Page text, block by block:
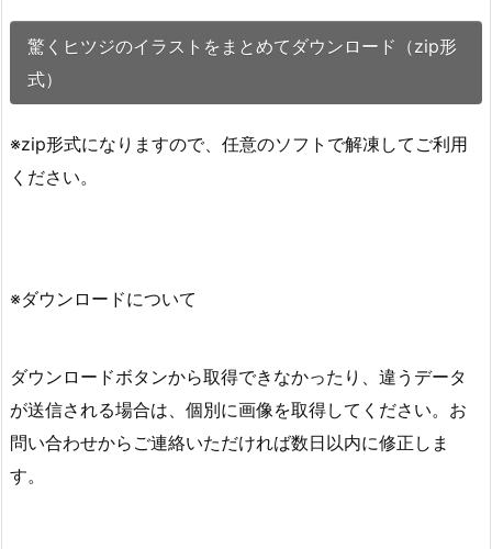
驚くヒツジのイラストをまとめてダウンロード（zip形
式）
※zip形式になりますので、任意のソフトで解凍してご利用
ください。
※ダウンロードについて
ダウンロードボタンから取得できなかったり、違うデータ
が送信される場合は、個別に画像を取得してください。お
問い合わせからご連絡いただければ数日以内に修正しま
す。